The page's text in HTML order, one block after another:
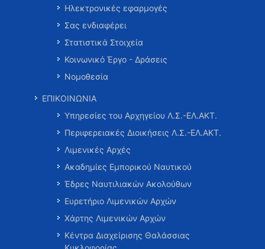
Ηλεκτρονικές εφαρμογές
Σας ενδιαφέρει
Στατιστικά Στοιχεία
Κοινωνικό Έργο - Δράσεις
Νομοθεσία
ΕΠΙΚΟΙΝΩΝΙΑ
Υπηρεσίες του Αρχηγείου Λ.Σ.-ΕΛ.ΑΚΤ.
Περιφερειακές Διοικήσεις Λ.Σ.-ΕΛ.ΑΚΤ.
Λιμενικές Αρχές
Ακαδημίες Εμπορικού Ναυτικού
Έδρες Ναυτιλιακών Ακολούθων
Ευρετήριο Λιμενικών Αρχών
Χάρτης Λιμενικών Αρχών
Κέντρα Διαχείρισης Θαλάσσιας